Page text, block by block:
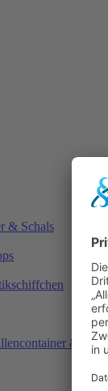
& Schals
& mehr